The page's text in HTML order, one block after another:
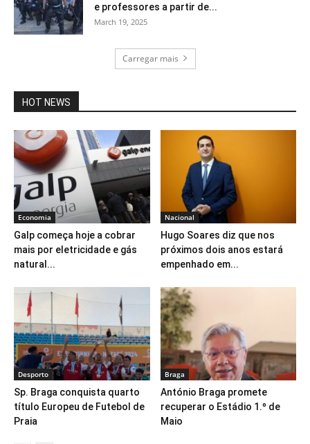
e professores a partir de...
March 19, 2025
Carregar mais
HOT NEWS
Economia
Galp começa hoje a cobrar
mais por eletricidade e gás
natural...
Nacional
Hugo Soares diz que nos
próximos dois anos estará
empenhado em...
Desporto
Sp. Braga conquista quarto
título Europeu de Futebol de
Praia
Braga
António Braga promete
recuperar o Estádio 1.º de
Maio